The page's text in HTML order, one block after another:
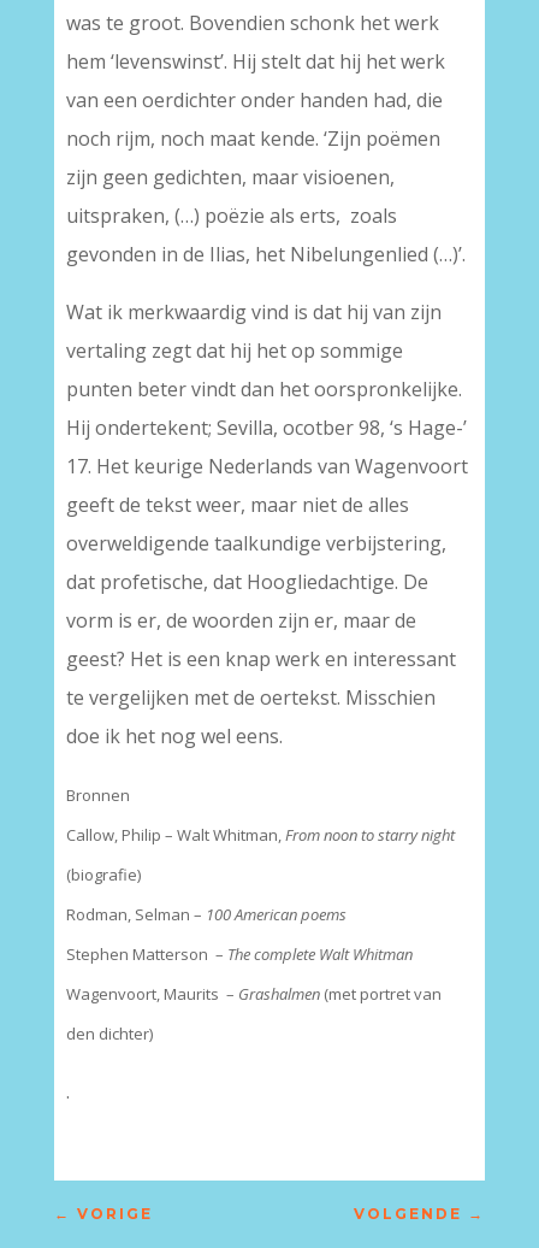
was te groot. Bovendien schonk het werk
hem ‘levenswinst’. Hij stelt dat hij het werk
van een oerdichter onder handen had, die
noch rijm, noch maat kende. ‘Zijn poëmen
zijn geen gedichten, maar visioenen,
uitspraken, (…) poëzie als erts, zoals
gevonden in de Ilias, het Nibelungenlied (…)’.
Wat ik merkwaardig vind is dat hij van zijn
vertaling zegt dat hij het op sommige
punten beter vindt dan het oorspronkelijke.
Hij ondertekent; Sevilla, ocotber 98, ‘s Hage-’
17. Het keurige Nederlands van Wagenvoort
geeft de tekst weer, maar niet de alles
overweldigende taalkundige verbijstering,
dat profetische, dat Hoogliedachtige. De
vorm is er, de woorden zijn er, maar de
geest? Het is een knap werk en interessant
te vergelijken met de oertekst. Misschien
doe ik het nog wel eens.
Bronnen
Callow, Philip – Walt Whitman,From noon to starry night
(biografie)
Rodman, Selman – 100 American poems
Stephen Matterson – The complete Walt Whitman
Wagenvoort, Maurits – Grashalmen(met portret van
den dichter)
.
← VORIGE VOLGENDE →